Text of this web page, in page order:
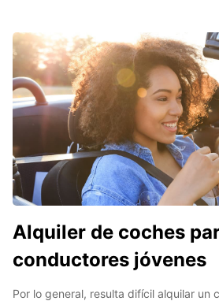
Alquiler de coches
conductores jóvenes
Por lo general, resulta difícil alquilar un